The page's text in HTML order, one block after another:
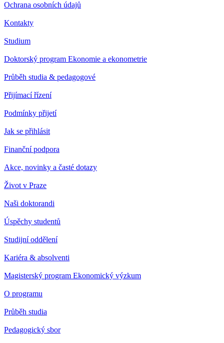
Ochrana osobních údajů
Kontakty
Studium
Doktorský program Ekonomie a ekonometrie
Průběh studia & pedagogové
Přijímací řízení
Podmínky přijetí
Jak se přihlásit
Finanční podpora
Akce, novinky a časté dotazy
Život v Praze
Naši doktorandi
Úspěchy studentů
Studijní oddělení
Kariéra & absolventi
Magisterský program Ekonomický výzkum
O programu
Průběh studia
Pedagogický sbor